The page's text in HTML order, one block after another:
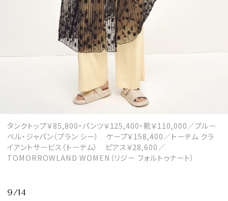
タンクトップ￥85,800・パンツ￥125,400・靴￥110,000／ブルー
ベル・ジャパン（プラン シー） ケープ￥158,400／トーテム クラ
イアントサービス（トーテム） ピアス￥28,600／
TOMORROWLAND WOMEN（リジー フォルトゥナート）
9/14